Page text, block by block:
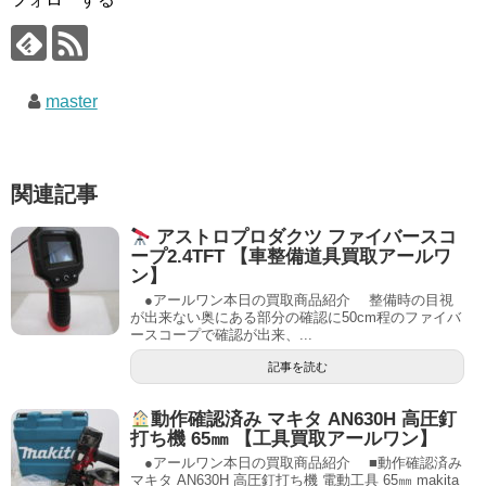
master
関連記事
アストロプロダクツ ファイバースコ
ープ2.4TFT 【車整備道具買取アールワ
ン】
●アールワン本日の買取商品紹介 整備時の目視
が出来ない奥にある部分の確認に50cm程のファイバ
ースコープで確認が出来、...
記事を読む
動作確認済み マキタ AN630H 高圧釘
打ち機 65㎜ 【工具買取アールワン】
●アールワン本日の買取商品紹介 ■動作確認済み
マキタ AN630H 高圧釘打ち機 電動工具 65㎜ makita